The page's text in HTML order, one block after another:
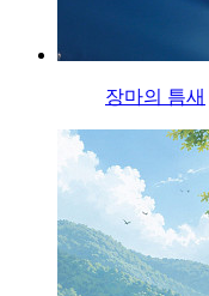
장마의 틈새